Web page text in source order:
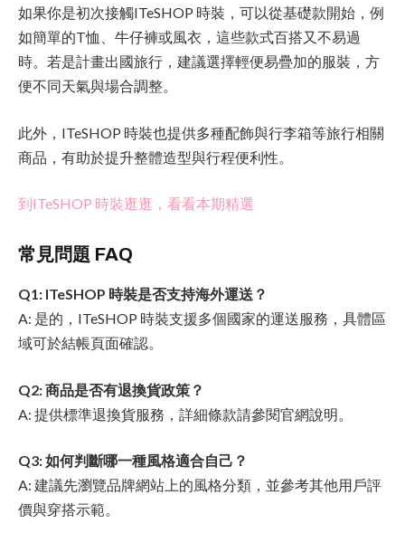
如果你是初次接觸ITeSHOP 時裝，可以從基礎款開始，例
如簡單的T恤、牛仔褲或風衣，這些款式百搭又不易過
時。若是計畫出國旅行，建議選擇輕便易疊加的服裝，方
便不同天氣與場合調整。
此外，ITeSHOP 時裝也提供多種配飾與行李箱等旅行相關
商品，有助於提升整體造型與行程便利性。
到ITeSHOP 時裝逛逛，看看本期精選
常見問題 FAQ
Q1: ITeSHOP 時裝是否支持海外運送？
A: 是的，ITeSHOP 時裝支援多個國家的運送服務，具體區
域可於結帳頁面確認。
Q2: 商品是否有退換貨政策？
A: 提供標準退換貨服務，詳細條款請參閱官網說明。
Q3: 如何判斷哪一種風格適合自己？
A: 建議先瀏覽品牌網站上的風格分類，並參考其他用戶評
價與穿搭示範。